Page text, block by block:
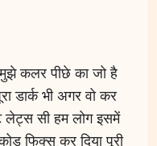
मुझे कलर पीछे का जो है
डार्क भी अगर वो कर
लेट्स सी हम लोग इसमें
फिक्स कर दिया पूरी